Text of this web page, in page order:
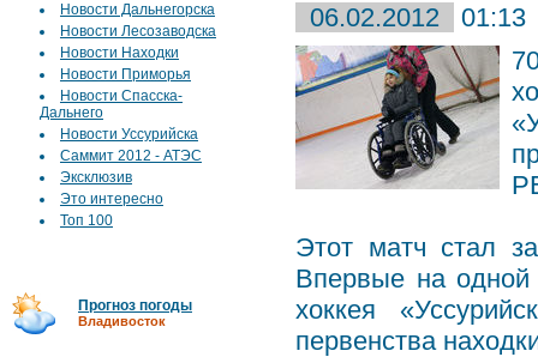
Новости Дальнегорска
Новости Лесозаводска
Новости Находки
Новости Приморья
Новости Спасска-
Дальнего
Новости Уссурийска
Саммит 2012 - АТЭС
Эксклюзив
Это интересно
Топ 100
Прогноз погоды
Владивосток
06.02.2012
01:13
Этот матч стал
Впервые на одной
хоккея
первенства